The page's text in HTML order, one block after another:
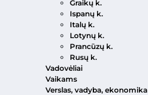
Graikų k.
Ispanų k.
Italų k.
Lotynų k.
Prancūzų k.
Rusų k.
Vadovėliai
Vaikams
Verslas, vadyba, ekonomika